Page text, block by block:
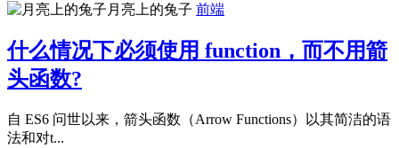
月亮上的兔子 前端
什么情况下必须使用 function，而不用箭
头函数?
自 ES6 问世以来，箭头函数（Arrow Functions）以其简洁的语
法和对t...